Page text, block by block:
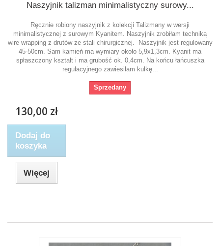
Naszyjnik talizman minimalistyczny surowy...
Ręcznie robiony naszyjnik z kolekcji Talizmany w wersji
minimalistycznej z surowym Kyanitem. Naszyjnik zrobiłam techniką
wire wrapping z drutów ze stali chirurgicznej. Naszyjnik jest regulowany
45-50cm. Sam kamień ma wymiary około 5,9x1,3cm. Kyanit ma
spłaszczony kształt i ma grubość ok. 0,4cm. Na końcu łańcuszka
regulacyjnego zawiesiłam kulkę...
Sprzedany
130,00 zł
Dodaj do
koszyka
Więcej